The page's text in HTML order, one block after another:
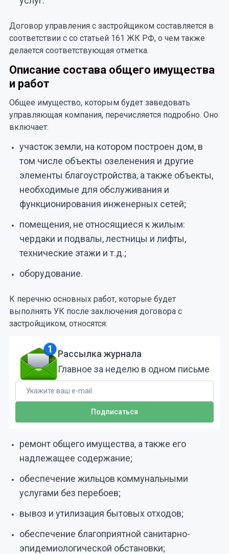
Договор управления с застройщиком составляется в
соответствии с со статьей 161 ЖК РФ, о чем также
делается соответствующая отметка.
Описание состава общего имущества
и работ
Общее имущество, которым будет заведовать
управляющая компания, перечисляется подробно. Оно
включает:
участок земли, на котором построен дом, в
том числе объекты озеленения и другие
элементы благоустройства, а также объекты,
необходимые для обслуживания и
функционирования инженерных сетей;
помещения, не относящиеся к жилым:
чердаки и подвалы, лестницы и лифты,
технические этажи и т.д.;
оборудование.
К перечню основных работ, которые будет
выполнять УК после заключения договора с
застройщиком, относятся:
Рассылка журнала
Главное за неделю в одном письме
ремонт общего имущества, а также его
надлежащее содержание;
обеспечение жильцов коммунальными
услугами без перебоев;
вывоз и утилизация бытовых отходов;
обеспечение благоприятной санитарно-
эпидемиологической обстановки;